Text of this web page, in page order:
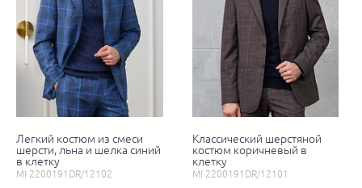
Легкий костюм из смеси
шерсти, льна и шелка синий
в клетку
MI 2200191DR/12102
Классический шерстяной
костюм коричневый в
клетку
MI 2200191DR/12101